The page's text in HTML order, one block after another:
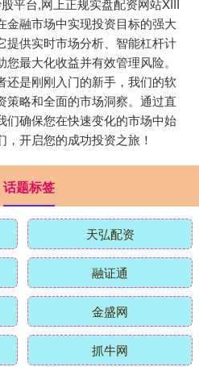
平台,网上正规实盘配资网站XIII‌
金融市场中实现投资目标的强大
提供实时市场分析、智能杠杆计
最大化收益并有效管理风险。
还是刚刚入门的新手，我们的软
策略和全面的市场洞察。通过直
们确保您在快速变化的市场中始
开启您的成功投资之旅！
话题标签
天弘配资
融证通
金盛网
抓牛网